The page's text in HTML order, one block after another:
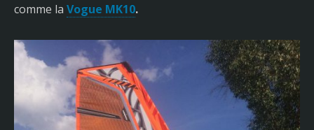
comme la Vogue MK10.